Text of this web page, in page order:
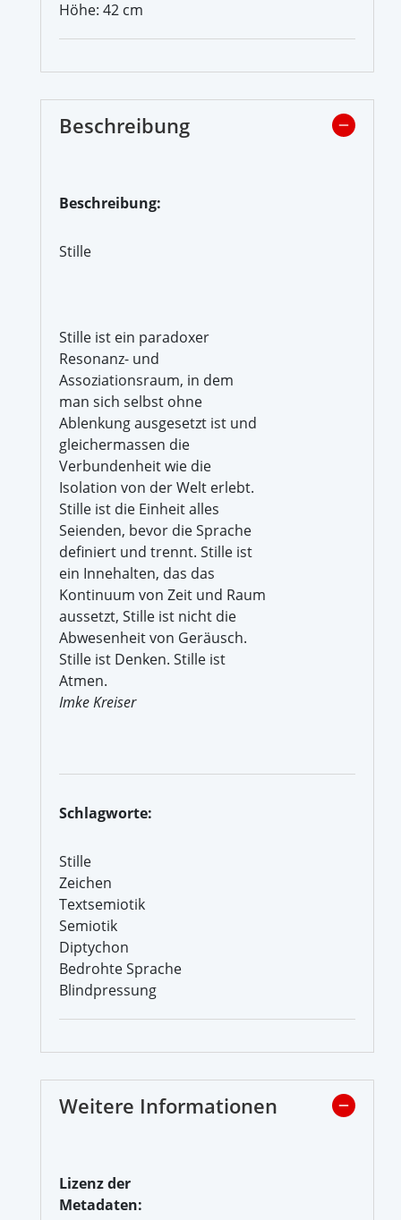
Höhe: 42 cm
Beschreibung
Beschreibung:
Stille
Stille ist ein paradoxer
Resonanz- und
Assoziationsraum, in dem
man sich selbst ohne
Ablenkung ausgesetzt ist und
gleichermassen die
Verbundenheit wie die
Isolation von der Welt erlebt.
Stille ist die Einheit alles
Seienden, bevor die Sprache
definiert und trennt. Stille ist
ein Innehalten, das das
Kontinuum von Zeit und Raum
aussetzt, Stille ist nicht die
Abwesenheit von Geräusch.
Stille ist Denken. Stille ist
Atmen.
Imke Kreiser
Schlagworte:
Stille
Zeichen
Textsemiotik
Semiotik
Diptychon
Bedrohte Sprache
Blindpressung
Weitere Informationen
Lizenz der
Metadaten: